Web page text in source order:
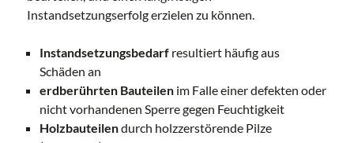
Instandsetzungserfolg erzielen zu können.
Instandsetzungsbedarfresultiert häufig aus
Schäden an
erdberührten Bauteilenim Falle einer defekten oder
nicht vorhandenen Sperre gegen Feuchtigkeit
Holzbauteilendurch holzzerstörende Pilze